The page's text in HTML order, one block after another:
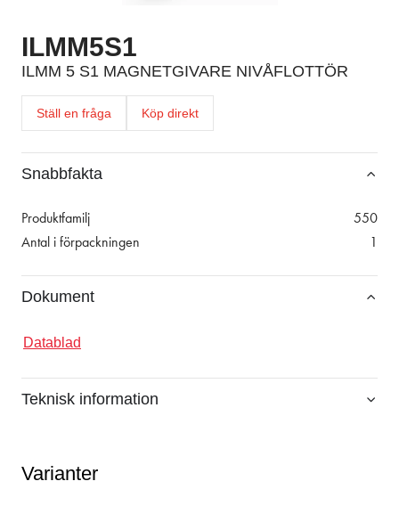
ILMM5S1
ILMM 5 S1 MAGNETGIVARE NIVÅFLOTTÖR
Ställ en fråga Köp direkt
Snabbfakta
Produktfamilj
550
Antal i förpackningen
1
Dokument
Datablad
Teknisk information
Varianter